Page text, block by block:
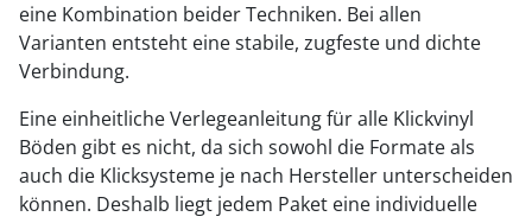
eine Kombination beider Techniken. Bei allen
Varianten entsteht eine stabile, zugfeste und dichte
Verbindung.
Eine einheitliche Verlegeanleitung für alle Klickvinyl
Böden gibt es nicht, da sich sowohl die Formate als
auch die Klicksysteme je nach Hersteller unterscheiden
können. Deshalb liegt jedem Paket eine individuelle